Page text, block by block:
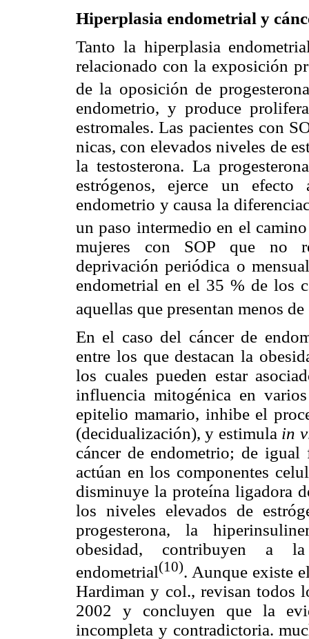
Hiperplasia endometrial y
Tanto la hiperplasia
relacionado con la exposición
de la oposición de progesterona
endometrio, y produce
estromales. Las pacientes con
nicas, con elevados niveles de
la testosterona. La
estrógenos, ejerce un
endometrio y causa la
un paso intermedio en el
mujeres con SOP que no
deprivación periódica o
endometrial en el 35 % de los
aquellas que presentan menos
En el caso del cáncer de
entre los que destacan la
los cuales pueden estar
influencia mitogénica en
epitelio mamario, inhibe el
(decidualización), y estimula in
cáncer de endometrio; de
actúan en los componentes
disminuye la proteína ligadora
los niveles elevados de
progesterona, la
obesidad, contribuyen a la
endometrial(10). Aunque existe
Hardiman y col., revisan todos
2002 y concluyen que la
incompleta y contradictoria.